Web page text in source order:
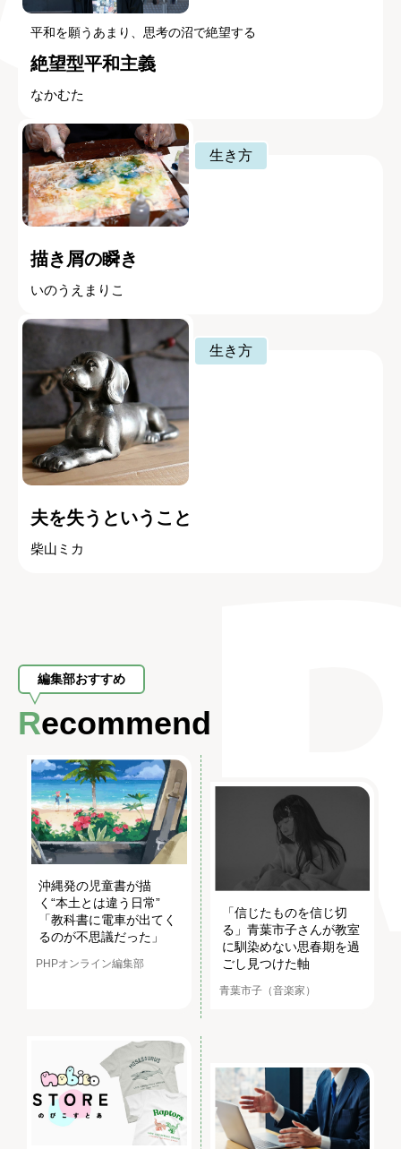
平和を願うあまり、思考の沼で絶望する
絶望型平和主義
なかむた
生き方
描き屑の瞬き
いのうえまりこ
生き方
夫を失うということ
柴山ミカ
編集部おすすめ
Recommend
沖縄発の児童書が描
く“本土とは違う日常”
「教科書に電車が出てく
るのが不思議だった」
PHPオンライン編集部
「信じたものを信じ切
る」青葉市子さんが教室
に馴染めない思春期を過
ごし見つけた軸
青葉市子（音楽家）